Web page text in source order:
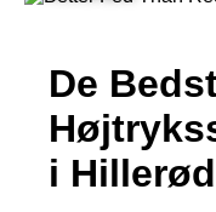
De
i Hillerød